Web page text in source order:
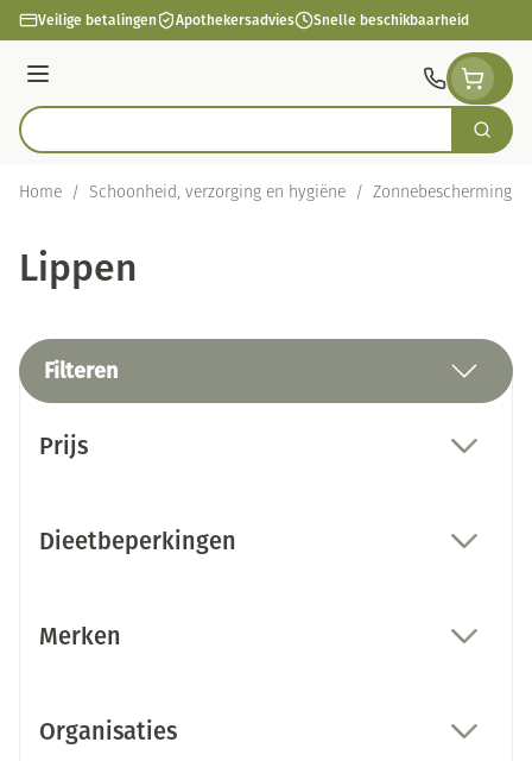
Ga naar de inhoud
Veilige betalingen Apothekersadvies Snelle beschikbaarheid
Menu
Product, merk, categorie... Zoek
Home / Schoonheid, verzorging en hygiëne / Zonnebescherming
Lippen
Filteren
Prijs
Dieetbeperkingen
Merken
Organisaties